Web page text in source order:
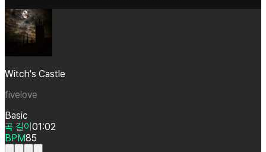
Witch's Castle
fivelove
Basic
곡 길이 01:02
BPM85